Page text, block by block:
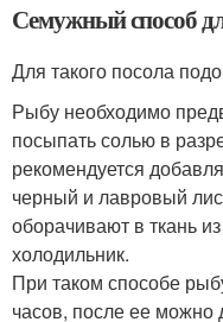
Семужный способ
Для такого посола
Рыбу необходимо
посыпать солью в
рекомендуется
черный и лавровый
оборачивают в ткань
холодильник.
При таком способе
часов, после ее можно